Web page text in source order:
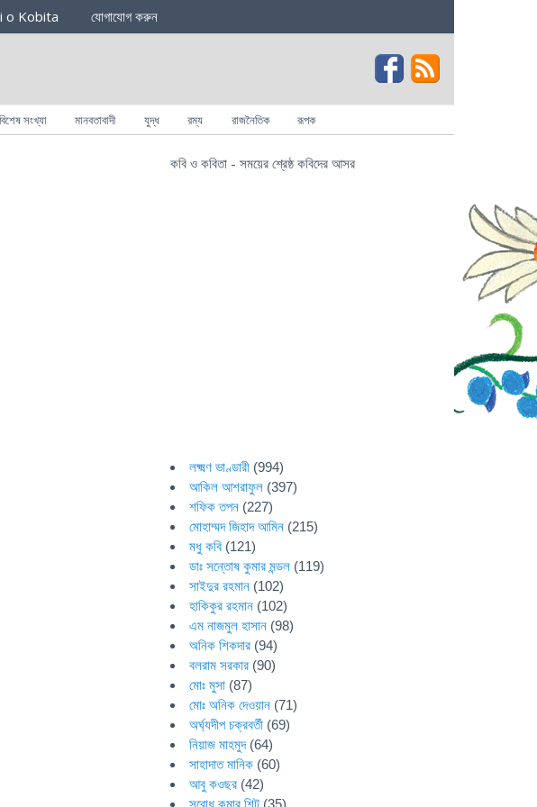
o Kobita যোগাযোগ করুন
বিশেষ সংখ্যা মানবতাবাদী যুদ্ধ রম্য রাজনৈতিক রূপক
কবি ও কবিতা - সময়ের শ্রেষ্ঠ কবিদের আসর
লক্ষ্মণ ভাণ্ডারী (994)
আকিল আশরাফুল (397)
শফিক তপন (227)
মোহাম্মদ জিহাদ আমিন (215)
মধু কবি (121)
ডাঃ সন্তোষ কুমার মন্ডল (119)
সাইদুর রহমান (102)
হাকিকুর রহমান (102)
এম নাজমুল হাসান (98)
অনিক শিকদার (94)
বলরাম সরকার (90)
মোঃ মুসা (87)
মোঃ অনিক দেওয়ান (71)
অর্ঘ্যদীপ চক্রবর্তী (69)
নিয়াজ মাহমুদ(64)
সাহাদাত মানিক (60)
আবু কওছর (42)
সুবোধ কুমার শিট (35)